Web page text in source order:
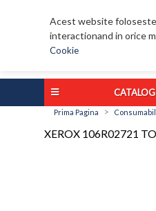
Acest website foloseste
interactionand in orice
Cookie
Prima Pagina >
XEROX 106R02721